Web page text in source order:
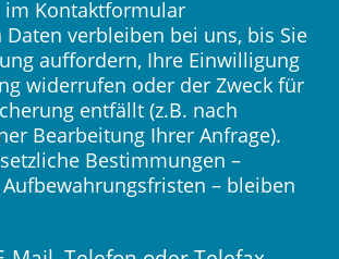
im Kontaktformular
Daten verbleiben bei uns, bis Sie
auffordern, Ihre Einwilligung
widerrufen oder der Zweck für
entfällt (z.B. nach
Bearbeitung Ihrer Anfrage).
Bestimmungen –
– bleiben